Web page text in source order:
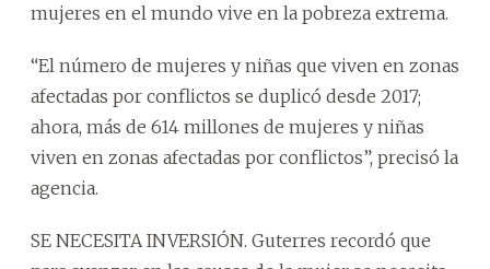
mujeres en el mundo vive en la pobreza extrema.
“El número de mujeres y niñas que viven en zonas
afectadas por conflictos se duplicó desde 2017;
ahora, más de 614 millones de mujeres y niñas
viven en zonas afectadas por conflictos”, precisó la
agencia.
SE NECESITA INVERSIÓN. Guterres recordó que